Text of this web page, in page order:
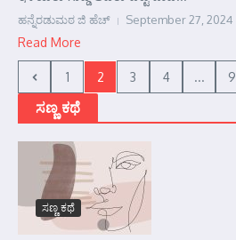
ಹನ್ನೆರಡುಮಠ ಜಿ ಹೆಚ್ September 27, 2024
Read More
1 2 3 4 ... 9
ಸಣ್ಣ ಕಥೆ
ಸಣ್ಣ ಕಥೆ